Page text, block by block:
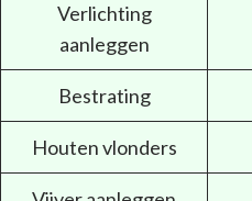
Verlichting
aanleggen
Bestrating
Houten vlonders